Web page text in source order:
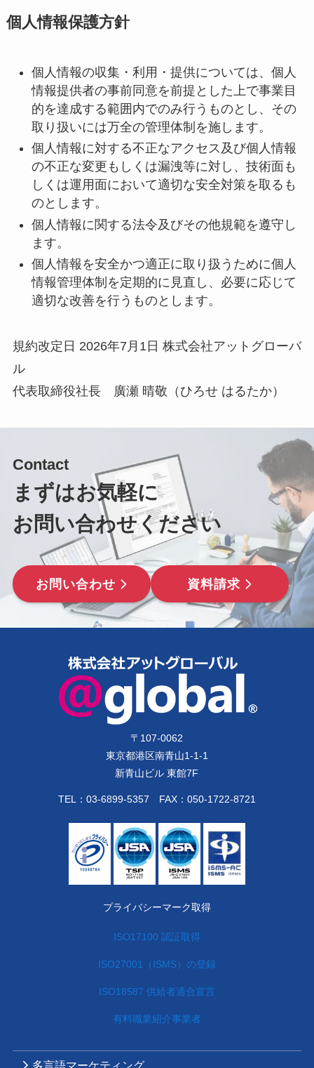
個人情報保護方針
個人情報の収集・利用・提供については、個人
情報提供者の事前同意を前提とした上で事業目
的を達成する範囲内でのみ行うものとし、その
取り扱いには万全の管理体制を施します。
個人情報に対する不正なアクセス及び個人情報
の不正な変更もしくは漏洩等に対し、技術面も
しくは運用面において適切な安全対策を取るも
のとします。
個人情報に関する法令及びその他規範を遵守し
ます。
個人情報を安全かつ適正に取り扱うために個人
情報管理体制を定期的に見直し、必要に応じて
適切な改善を行うものとします。
規約改定日 2026年7月1日 株式会社アットグローバ
ル
代表取締役社長 廣瀬 晴敬（ひろせ はるたか）
Contact
まずはお気軽に
お問い合わせください
お問い合わせ 資料請求
〒 107-0062
東京都港区南青山1-1-1
新青山ビル 東館7F
TEL： 03-6899-5357 FAX：050-1722-8721
プライバシーマーク取得
ISO17100 認証取得
ISO27001（ISMS）の登録
ISO18587 供給者適合宣言
有料職業紹介事業者
多言語マーケティング